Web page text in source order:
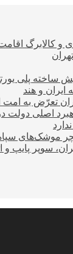
و کالابرگ
پیش ساخته پلی
ایران و هند
تعرّض به امت
اصلی دولت
موشک‌های
سوپر پایپ و